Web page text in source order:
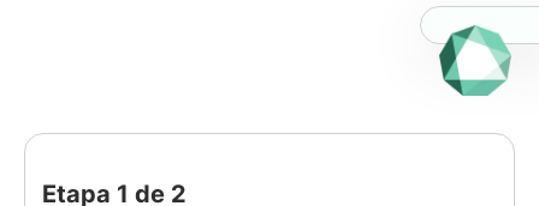
Etapa 1 de 2